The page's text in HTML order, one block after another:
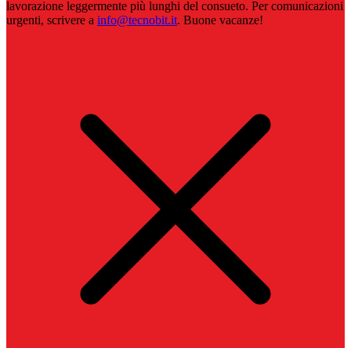
lavorazione leggermente più lunghi del consueto. Per comunicazioni
urgenti, scrivere a info@tecnobit.it. Buone vacanze!